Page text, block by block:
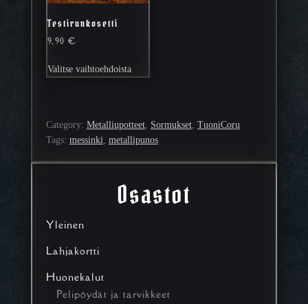
Osastot
Yleinen
Lahjakortti
Huonekalut
Pelipöydät ja tarvikkeet
Testirunkosetti
9,90€
Valitse vaihtoehdoistatuotteella
muunnelma.
Voit
tehdä
valinnat
sivulla.
Category: Metalliupotteet, Sormukset, TuoniCoru
Tags: messinki, metallipunos